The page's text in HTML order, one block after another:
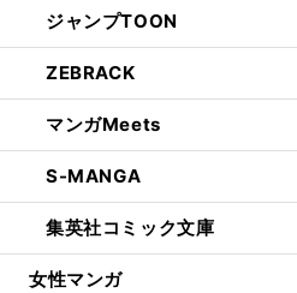
ジャンプTOON
ZEBRACK
マンガMeets
S-MANGA
集英社コミック文庫
女性マンガ